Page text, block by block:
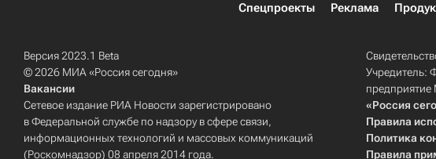
Спецпроекты
Реклама
Версия 2023.1 Beta
© 2026 МИА «Россия сегодня»
Вакансии
Сетевое издание РИА Новости зарегистрировано
в Федеральной службе по надзору в сфере связи,
информационных технологий и массовых коммуникаций
(Роскомнадзор) 08 апреля 2014 года.
Учредитель:
«Россия
Правила
Политика
Правила